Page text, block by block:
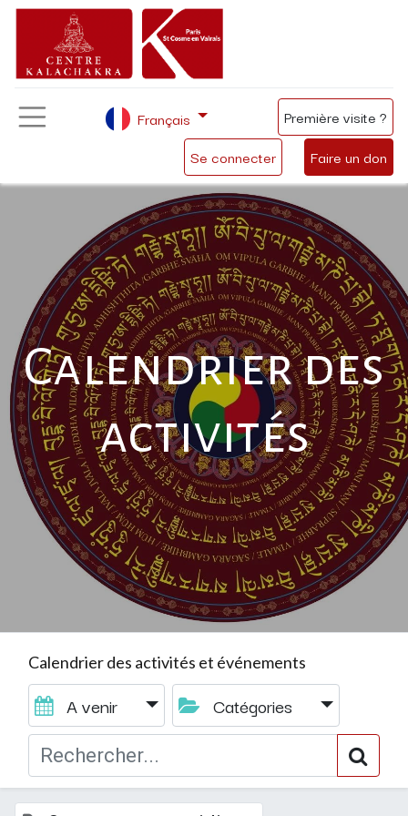
Se connecter Faire un don
Français Première visite ?
Calendrier des
activités
Calendrier des activités et événements
A venir Catégories